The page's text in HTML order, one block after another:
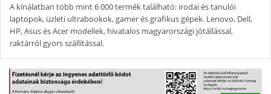
A kínálatban több mint 6 000 termék található: irodai és tanulói
laptopok, üzleti ultrabookok, gamer és grafikus gépek. Lenovo, Dell,
HP, Asus és Acer modellek, hivatalos magyarországi jótállással,
raktárról gyors szállítással.